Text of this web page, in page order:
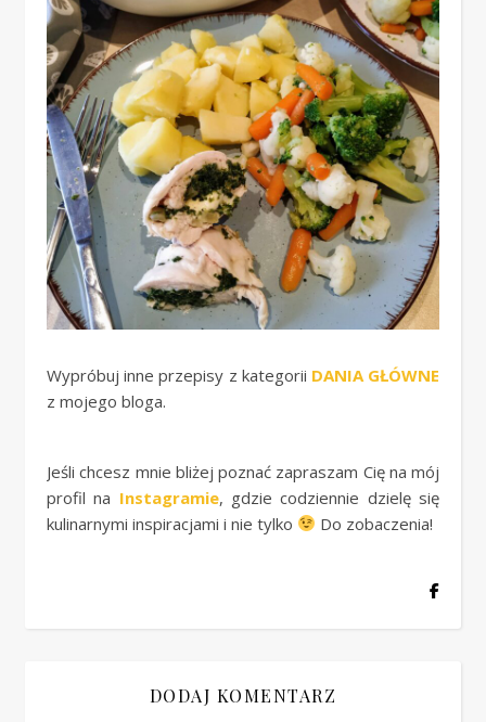
Wypróbuj inne przepisy z kategorii DANIA GŁÓWNE
z mojego bloga.
Jeśli chcesz mnie bliżej poznać zapraszam Cię na mój
profil na Instagramie, gdzie codziennie dzielę się
kulinarnymi inspiracjami i nie tylko
Do zobaczenia!
DODAJ KOMENTARZ